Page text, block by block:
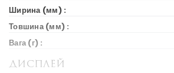
Ширина (мм) :
Товшина (мм) :
Вага (г) :
Дисплей